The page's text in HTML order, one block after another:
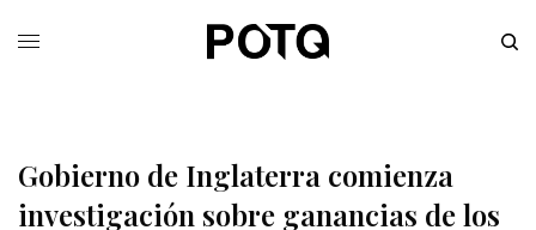
Gobierno de Inglaterra comienza
investigación sobre ganancias de los